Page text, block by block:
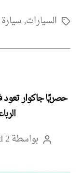
الوسومالسيارات,سيارة
كاتببواسطة2